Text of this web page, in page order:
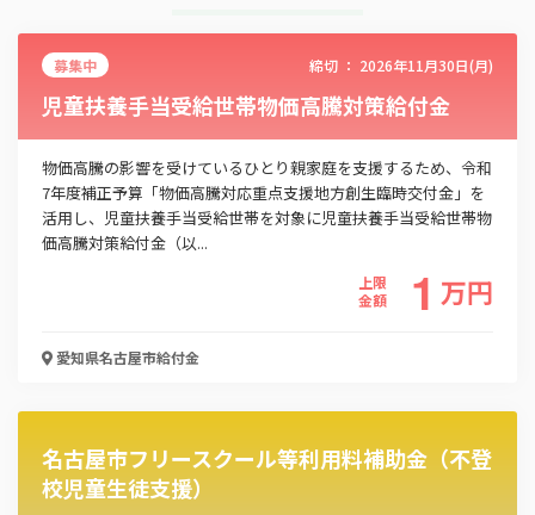
募集中 締切 ： 2026年11月30日(月)
児童扶養手当受給世帯物価高騰対策給付金
物価高騰の影響を受けているひとり親家庭を支援するため、令和
7年度補正予算「物価高騰対応重点支援地方創生臨時交付金」を
活用し、児童扶養手当受給世帯を対象に児童扶養手当受給世帯物
価高騰対策給付金（以...
上限
金額
1 万円
愛知県名古屋市給付金
名古屋市フリースクール等利用料補助金（不登
校児童生徒支援）